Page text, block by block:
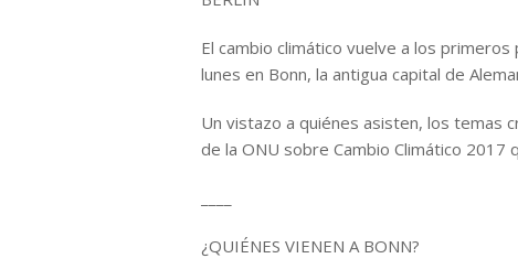
El cambio climático vuelve a los
lunes en Bonn, la antigua capital de
Un vistazo a quiénes asisten, los temas
de la ONU sobre Cambio Climático
¿QUIÉNES VIENEN A BONN?